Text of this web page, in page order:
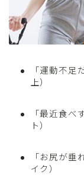
「運動不
上）
「最近食
ト）
「お尻が
イク）